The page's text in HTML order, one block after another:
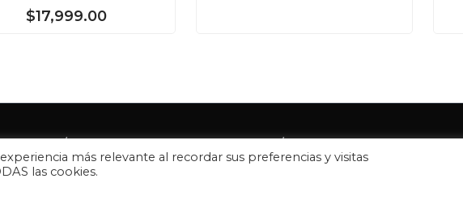
$17,999.00
/Términos de uso y Condiciones/Política de Privacidad
USA - Todos los derechos reservados. Sitio web desarrollado por
más relevante al recordar sus preferencias y visitas
las cookies.